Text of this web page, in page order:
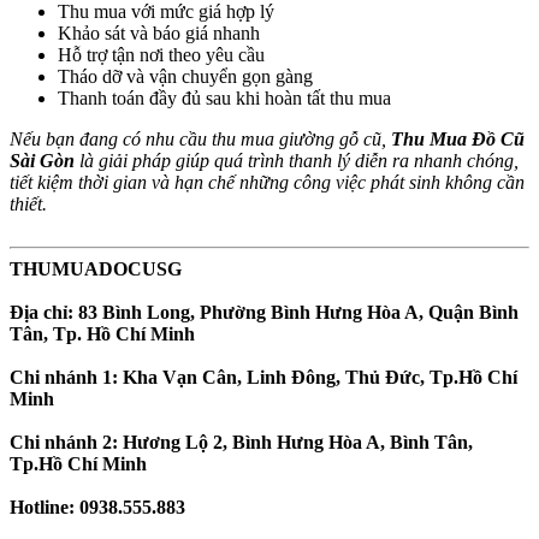
Thu mua với mức giá hợp lý
Khảo sát và báo giá nhanh
Hỗ trợ tận nơi theo yêu cầu
Tháo dỡ và vận chuyển gọn gàng
Thanh toán đầy đủ sau khi hoàn tất thu mua
Nếu bạn đang có nhu cầu thu mua giường gỗ cũ, Thu Mua Đồ Cũ
Sài Gòn là giải pháp giúp quá trình thanh lý diễn ra nhanh chóng,
tiết kiệm thời gian và hạn chế những công việc phát sinh không cần
thiết.
THUMUADOCUSG
Địa chỉ: 83 Bình Long, Phường Bình Hưng Hòa A, Quận Bình
Tân, Tp. Hồ Chí Minh
Chi nhánh 1: Kha Vạn Cân, Linh Đông, Thủ Đức, Tp.Hồ Chí
Minh
Chi nhánh 2: Hương Lộ 2, Bình Hưng Hòa A, Bình Tân,
Tp.Hồ Chí Minh
Hotline: 0938.555.883